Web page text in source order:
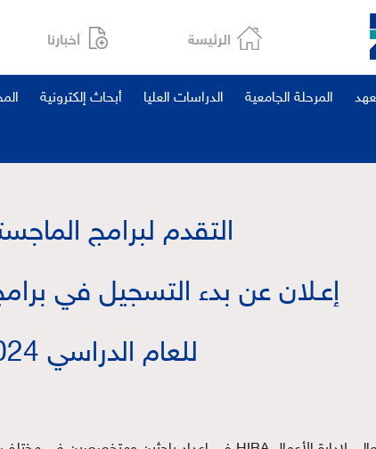
الرئيسة أخبارنا
المرحلة الجامعية الدراسات العليا أبحاث إلكترونية
التقدم لبرامج
إعـلان عن بدء التسجيل في
للعام الدراسي 2024 - 2025